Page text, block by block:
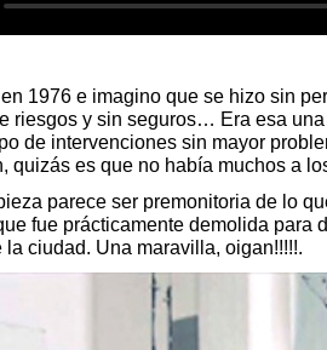
1976 e imagino que se hizo sin
riesgos y sin seguros… Era esa
de intervenciones sin mayor
quizás es que no había muchos a
parece ser premonitoria de lo
fue prácticamente demolida para
la ciudad. Una maravilla, oigan!!!!!.